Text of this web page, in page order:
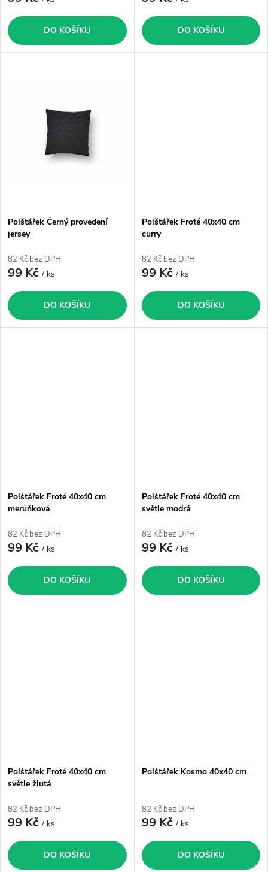
d
u
d
u
DO KOŠÍKU DO KOŠÍKU
Polštářek Černý provedení
jersey
82 Kč bez DPH
99 Kč/ ks
DO KOŠÍKU
Polštářek Froté 40x40 cm
curry
82 Kč bez DPH
99 Kč/ ks
DO KOŠÍKU
Polštářek Froté 40x40 cm
meruňková
82 Kč bez DPH
99 Kč/ ks
DO KOŠÍKU
Polštářek Froté 40x40 cm
světle modrá
82 Kč bez DPH
99 Kč/ ks
DO KOŠÍKU
Polštářek Froté 40x40 cm
světle žlutá
82 Kč bez DPH
99 Kč/ ks
DO KOŠÍKU
Polštářek Kosmo 40x40 cm
82 Kč bez DPH
99 Kč/ ks
DO KOŠÍKU